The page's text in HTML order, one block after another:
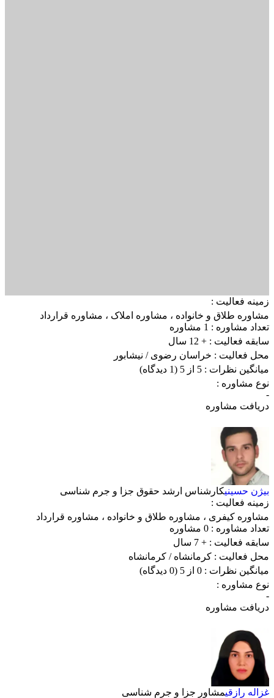
زمینه فعالیت :
مشاوره طلاق و خانواده ، مشاوره املاک ، مشاوره قرارداد
تعداد مشاوره : 1 مشاوره
سابقه فعالیت : + 12 سال
محل فعالیت : خراسان رضوی/ نیشابور
میانگین نظرات : 5 از 5
(1 دیدگاه)
نوع مشاوره :
-
دریافت مشاوره
بیژن حسینیکارشناس ارشد حقوق جزا و جرم شناسی
زمینه فعالیت :
مشاوره کیفری ، مشاوره طلاق و خانواده ، مشاوره قرارداد
تعداد مشاوره : 0 مشاوره
سابقه فعالیت : + 7 سال
محل فعالیت : کرمانشاه/ کرمانشاه
میانگین نظرات : 0 از 5
(0 دیدگاه)
نوع مشاوره :
-
دریافت مشاوره
غزاله رازقیمشاور جزا و جرم شناسی